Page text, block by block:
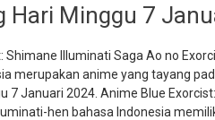
Hari Minggu 7
Shimane Illuminati Saga Ao no
merupakan anime yang tayang
7 Januari 2024. Anime Blue
hen bahasa Indonesia